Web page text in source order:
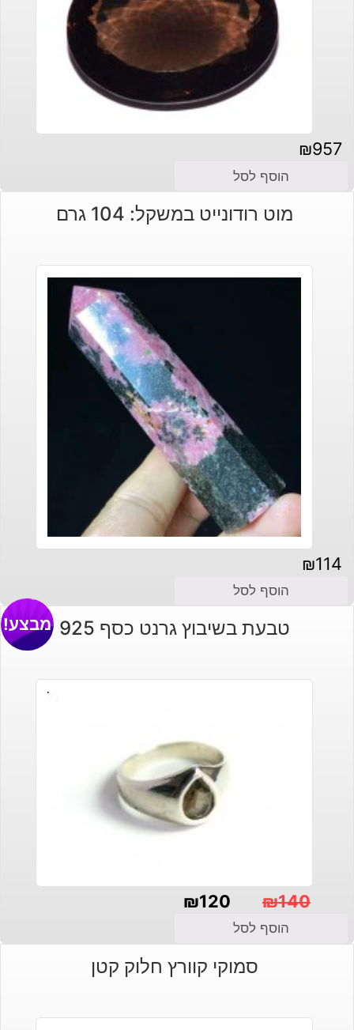
₪957
הוסף לסל
מוט רודונייט במשקל: 104 גרם
₪114
הוסף לסל
טבעת בשיבוץ גרנט כסף 925 מבצע!
₪140
המקורי
₪120
הנוכחי
הוסף לסל
סמוקי קוורץ חלוק קטן